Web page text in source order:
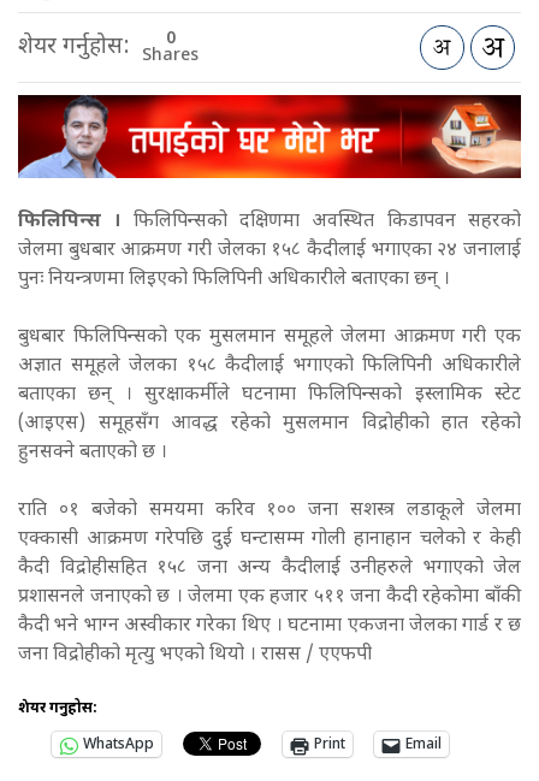
शेयर गर्नुहोस: 0
Shares
फिलिपिन्स । फिलिपिन्सको दक्षिणमा अवस्थित किडापवन सहरको
जेलमा बुधबार आक्रमण गरी जेलका १५८ कैदीलाई भगाएका २४ जनालाई
पुनः नियन्त्रणमा लिइएको फिलिपिनी अधिकारीले बताएका छन् ।
बुधबार फिलिपिन्सको एक मुसलमान समूहले जेलमा आक्रमण गरी एक
अज्ञात समूहले जेलका १५८ कैदीलाई भगाएको फिलिपिनी अधिकारीले
बताएका छन् । सुरक्षाकर्मीले घटनामा फिलिपिन्सको इस्लामिक स्टेट
(आइएस) समूहसँग आवद्ध रहेको मुसलमान विद्रोहीको हात रहेको
हुनसक्ने बताएको छ ।
राति ०१ बजेको समयमा करिव १०० जना सशस्त्र लडाकूले जेलमा
एक्कासी आक्रमण गरेपछि दुई घन्टासम्म गोली हानाहान चलेको र केही
कैदी विद्रोहीसहित १५८ जना अन्य कैदीलाई उनीहरुले भगाएको जेल
प्रशासनले जनाएको छ । जेलमा एक हजार ५११ जना कैदी रहेकोमा बाँकी
कैदी भने भाग्न अस्वीकार गरेका थिए । घटनामा एकजना जेलका गार्ड र छ
जना विद्रोहीको मृत्यु भएको थियो । रासस / एएफपी
शेयर गर्नुहोस:
WhatsApp
Print Email